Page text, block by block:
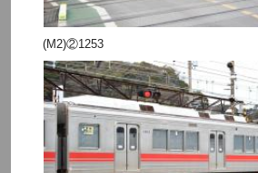
(M2)②1253